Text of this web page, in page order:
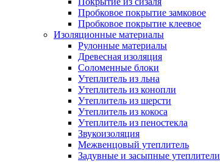
Пробковое покрытие замковое
Пробковое покрытие клеевое
Изоляционные материалы
Рулонные материалы
Древесная изоляция
Соломенные блоки
Утеплитель из льна
Утеплитель из конопли
Утеплитель из шерсти
Утеплитель из кокоса
Утеплитель из пеностекла
Звукоизоляция
Межвенцовый утеплитель
Задувные и засыпные утеплители